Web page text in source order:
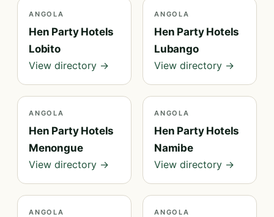
ANGOLA
Hen Party Hotels
Lobito
View directory →
ANGOLA
Hen Party Hotels
Lubango
View directory →
ANGOLA
Hen Party Hotels
Menongue
View directory →
ANGOLA
Hen Party Hotels
Namibe
View directory →
ANGOLA ANGOLA